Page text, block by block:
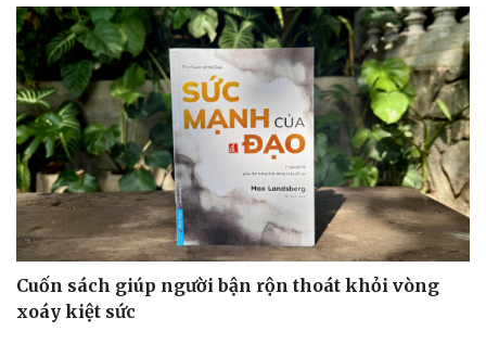
Cuốn sách giúp người bận rộn thoát khỏi vòng
xoáy kiệt sức